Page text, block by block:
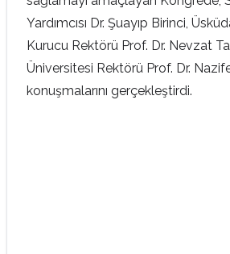
Yardımcısı Dr. Şuayıp Birinci,
Kurucu Rektörü Prof. Dr. Nevzat
Üniversitesi Rektörü Prof. Dr.
konuşmalarını gerçekleştirdi.